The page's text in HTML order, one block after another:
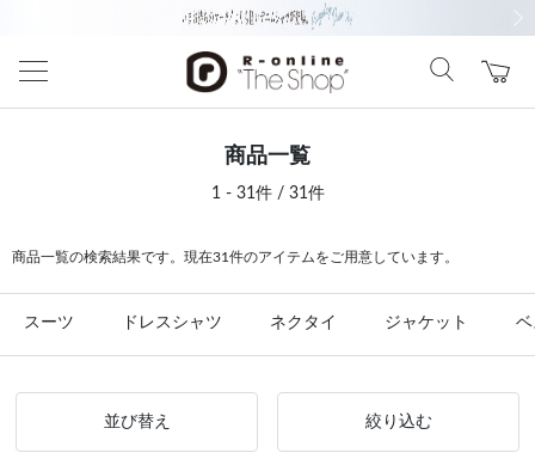
商品一覧
1 - 31件 / 31件
商品一覧の検索結果です。現在31件のアイテムをご用意しています。
スーツ ドレスシャツ ネクタイ ジャケット
並び替え 絞り込む